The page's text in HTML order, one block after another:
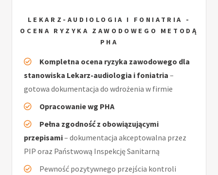
LEKARZ-AUDIOLOGIA I FONIATRIA -
OCENA RYZYKA ZAWODOWEGO METODĄ
PHA
Kompletna ocena ryzyka zawodowego dla
stanowiska Lekarz-audiologia i foniatria –
gotowa dokumentacja do wdrożenia w firmie
Opracowanie wg PHA
Pełna zgodność z obowiązującymi
przepisami– dokumentacja akceptowalna przez
PIP oraz Państwową Inspekcję Sanitarną
Pewność pozytywnego przejścia kontroli